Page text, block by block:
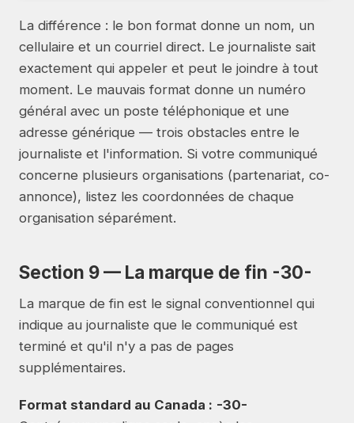
La différence : le bon format donne un nom, un
cellulaire et un courriel direct. Le journaliste sait
exactement qui appeler et peut le joindre à tout
moment. Le mauvais format donne un numéro
général avec un poste téléphonique et une
adresse générique — trois obstacles entre le
journaliste et l'information. Si votre communiqué
concerne plusieurs organisations (partenariat, co-
annonce), listez les coordonnées de chaque
organisation séparément.
Section 9 — La marque de fin -30-
La marque de fin est le signal conventionnel qui
indique au journaliste que le communiqué est
terminé et qu'il n'y a pas de pages
supplémentaires.
Format standard au Canada : -30-